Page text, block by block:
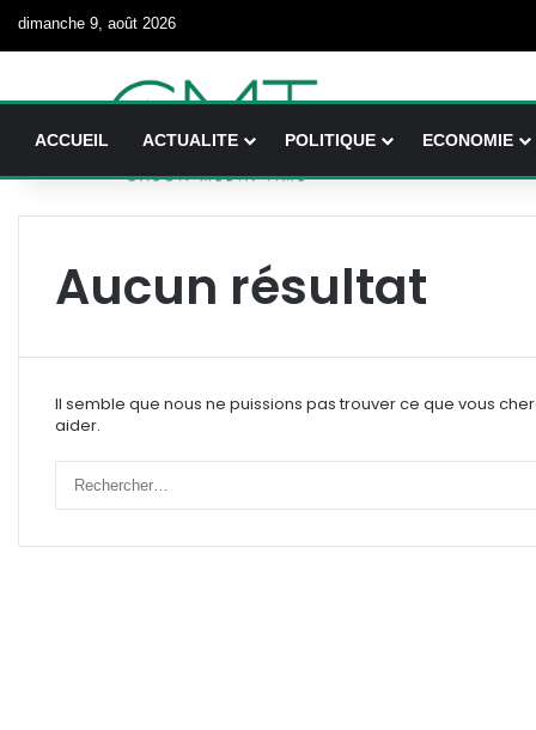
dimanche 9, août 2026
ACCUEIL ACTUALITE POLITIQUE ECONOMIE
Aucun résultat
Il semble que nous ne puissions pas trouver ce que vous
aider.